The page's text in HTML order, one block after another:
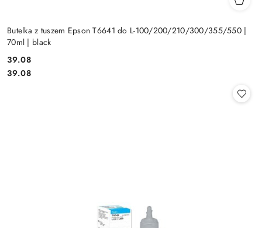
Butelka z tuszem Epson T6641 do L-100/200/210/300/355/550 |
70ml | black
Cena:
39.08
Cena:
39.08